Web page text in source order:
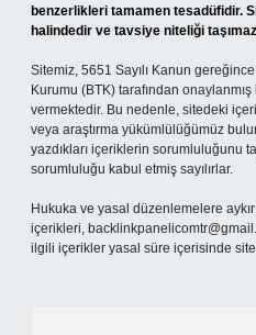
benzerlikleri tamamen tesadüfidir.
halindedir ve tavsiye niteliği
Sitemiz, 5651 Sayılı Kanun
Kurumu (BTK) tarafından
vermektedir. Bu nedenle, sitedeki
veya araştırma yükümlülüğümüz
yazdıkları içeriklerin sorumluluğunu
sorumluluğu kabul etmiş sayılırlar.
Hukuka ve yasal düzenlemelere
içerikleri,
ilgili içerikler yasal süre içerisinde